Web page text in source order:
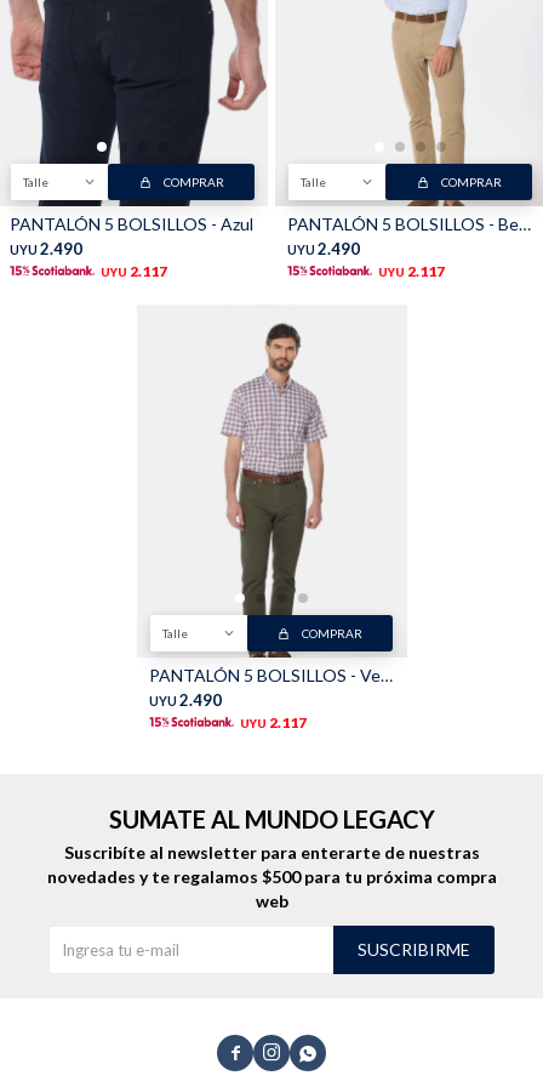
Talle COMPRAR
PANTALÓN 5 BOLSILLOS - Azul
UYU 2.490
UYU 2.117
Talle COMPRAR
PANTALÓN 5 BOLSILLOS - Beige
UYU 2.490
UYU 2.117
Talle COMPRAR
PANTALÓN 5 BOLSILLOS - Verde
UYU 2.490
UYU 2.117
  
SUMATE AL MUNDO LEGACY
Suscribíte al newsletter para enterarte de nuestras
novedades y te regalamos $500 para tu próxima compra
web
SUSCRIBIRME
Sacos Calzado
Accesorios
Uniformes empresariales
Uniformes empresariales
Juntá puntos Friends
Envíos, cambios y devoluciones